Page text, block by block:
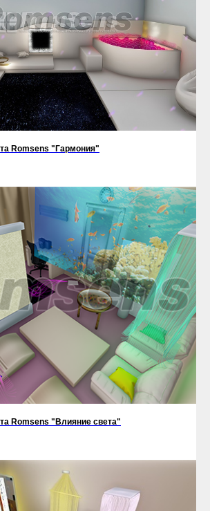
Romsens "Гармония"
Romsens "Влияние света"